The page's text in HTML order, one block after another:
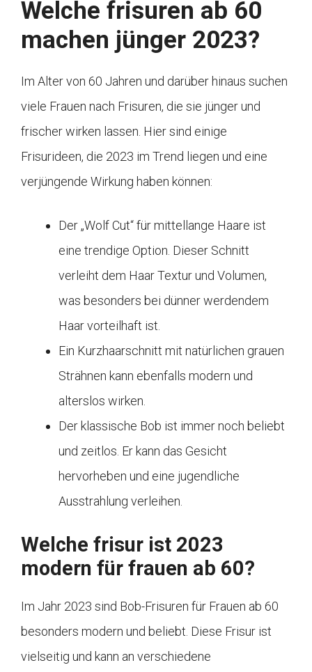
Welche frisuren ab 60
machen jünger 2023?
Im Alter von 60 Jahren und darüber hinaus suchen
viele Frauen nach Frisuren, die sie jünger und
frischer wirken lassen. Hier sind einige
Frisurideen, die 2023 im Trend liegen und eine
verjüngende Wirkung haben können:
Der „Wolf Cut“ für mittellange Haare ist
eine trendige Option. Dieser Schnitt
verleiht dem Haar Textur und Volumen,
was besonders bei dünner werdendem
Haar vorteilhaft ist.
Ein Kurzhaarschnitt mit natürlichen grauen
Strähnen kann ebenfalls modern und
alterslos wirken.
Der klassische Bob ist immer noch beliebt
und zeitlos. Er kann das Gesicht
hervorheben und eine jugendliche
Ausstrahlung verleihen.
Welche frisur ist 2023
modern für frauen ab 60?
Im Jahr 2023 sind Bob-Frisuren für Frauen ab 60
besonders modern und beliebt. Diese Frisur ist
vielseitig und kann an verschiedene